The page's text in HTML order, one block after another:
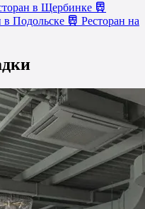
в Щербинке
в Подольске
Ресторан на